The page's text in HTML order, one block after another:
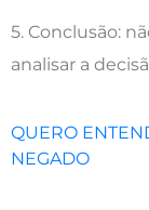
5. Conclusão:
analisar a
QUERO
NEGADO